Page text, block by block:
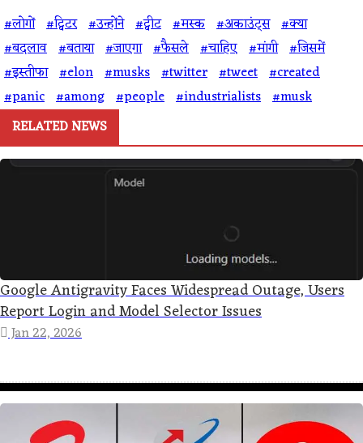
#लोगों #ट्विटर #उन्‍होंने #ट्वीट #मस्‍क #अकाउंट्स #क्‍या
#बदलाव #बताया #जाएगा #फैसले #चाहिए #मांगी #जिसमें
#इस्तीफा #elon #musks #twitter #tweet #created
#panic #among #people #industrialists #musk
RELATED NEWS
Google Antigravity Faces Widespread Outage, Users
Report Login and Model Selector Issues
Jan 22, 2026